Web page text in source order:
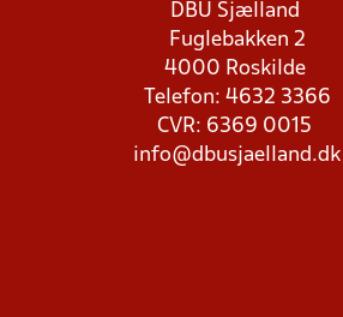
DBU Sjælland
Fuglebakken 2
4000 Roskilde
Telefon: 4632 3366
CVR: 6369 0015
info@dbusjaelland.dk